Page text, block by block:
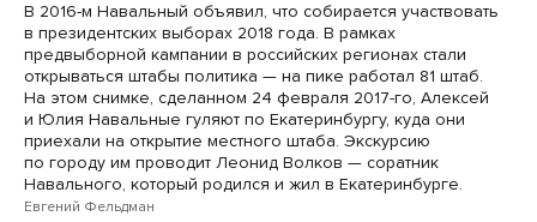
В 2016-м Навальный объявил, что собирается участвовать
в президентских выборах 2018 года. В рамках
предвыборной кампании в российских регионах стали
открываться штабы политика — на пике работал 81 штаб.
На этом снимке, сделанном 24 февраля 2017-го, Алексей
и Юлия Навальные гуляют по Екатеринбургу, куда они
приехали на открытие местного штаба. Экскурсию
по городу им проводит Леонид Волков — соратник
Навального, который родился и жил в Екатеринбурге.
Евгений Фельдман